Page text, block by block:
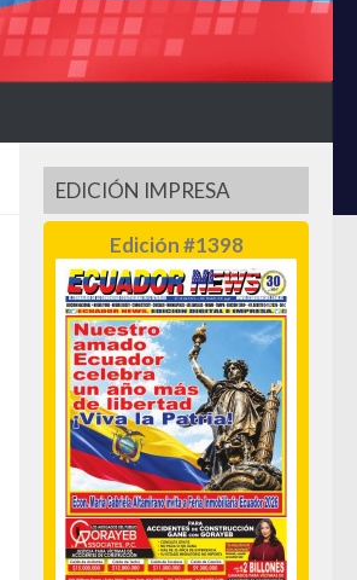
EDICIÓN IMPRESA
Edición #1398